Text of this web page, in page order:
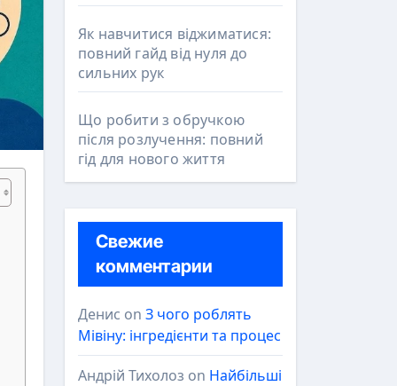
Як навчитися віджиматися:
повний гайд від нуля до
сильних рук
Що робити з обручкою
після розлучення: повний
гід для нового життя
Свежие
комментарии
Денис on З чого роблять
Мівіну: інгредієнти та процес
Андрій Тихолоз on Найбільші